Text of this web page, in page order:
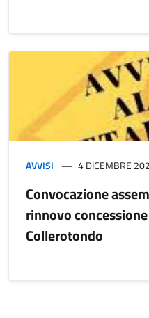
AVVISI 4 DICEMBRE
Convocazione
rinnovo
Collerotondo